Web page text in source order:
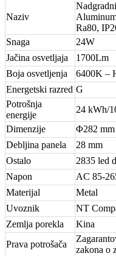
Naziv
Ra80,
Snaga
24W
Jačina osvetljaja
1700Lm
Boja osvetljenja
6400K –
Energetski razred G
Potrošnja
energije
24 kWh/
Dimenzije
Φ282 mm
Debljina panela
28 mm
Ostalo
2835 led
Napon
AC 85-
Materijal
Metal
Uvoznik
NT
Zemlja porekla
Kina
Prava potrošača
zakona o